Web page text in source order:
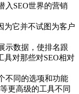
入SEO世界的营销
为它并不试图为客户
示数据，使排名跟
具对那些对SEO相对
不同的选项和功能
更高级的工具不同